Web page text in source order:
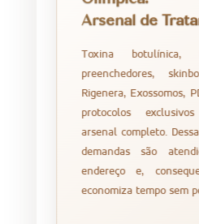
Arsenal de
Toxina botulínica,
preenchedores,
Rigenera, Exossomos,
protocolos
arsenal completo.
demandas são
endereço e,
economiza tempo sem